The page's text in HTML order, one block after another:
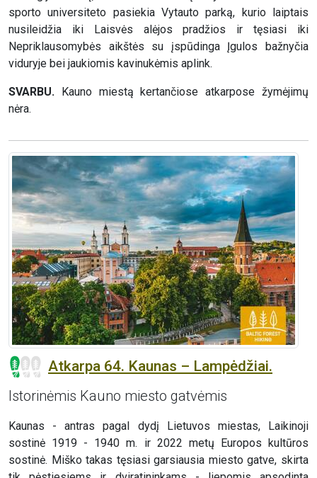
sporto universiteto pasiekia Vytauto parką, kurio laiptais
nusileidžia iki Laisvės alėjos pradžios ir tęsiasi iki
Nepriklausomybės aikštės su įspūdinga Įgulos bažnyčia
viduryje bei jaukiomis kavinukėmis aplink.
SVARBU.
Kauno miestą kertančiose atkarpose žymėjimų
nėra.
Atkarpa 64. Kaunas – Lampėdžiai.
Istorinėmis Kauno miesto gatvėmis
Kaunas - antras pagal dydį Lietuvos miestas, Laikinoji
sostinė 1919 - 1940 m. ir 2022 metų Europos kultūros
sostinė. Miško takas tęsiasi garsiausia miesto gatve, skirta